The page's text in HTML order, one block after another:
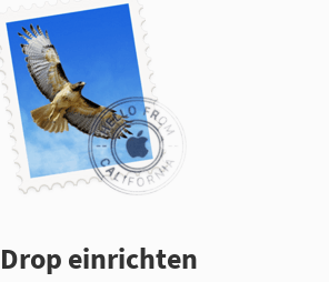
einrichten